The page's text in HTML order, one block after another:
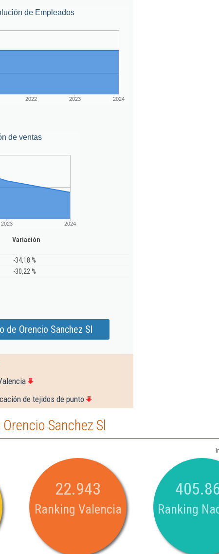
de Empleados
2022 2023 2024
de ventas
2023 2024
Variación
-34,18 %
-30,22 %
de Orencio Sanchez Sl
de tejidos de punto
Sanchez Sl
22.943
Ranking Valencia Ranking